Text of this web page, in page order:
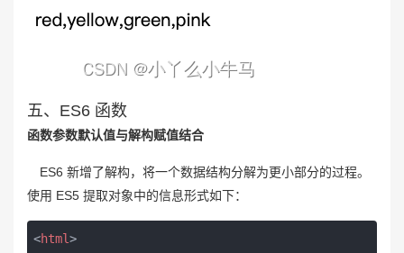
五、ES6 函数
函数参数默认值与解构赋值结合
ES6 新增了解构，将一个数据结构分解为更小部分的过程。
使用 ES5 提取对象中的信息形式如下：
<html>